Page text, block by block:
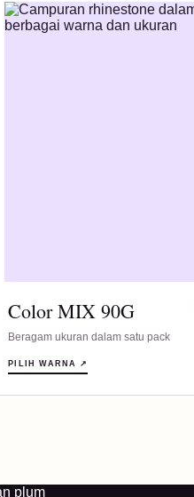
Color MIX 90G
Beragam ukuran dalam satu pack
PILIH WARNA ↗